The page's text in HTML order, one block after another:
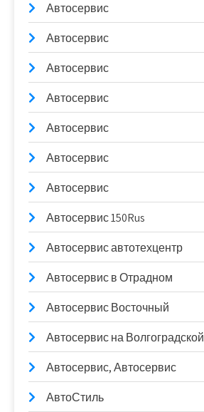
Автосервис
Автосервис
Автосервис
Автосервис
Автосервис
Автосервис
Автосервис
Автосервис 150Rus
Автосервис автотехцентр
Автосервис в Отрадном
Автосервис Восточный
Автосервис на Волгоградской
Автосервис, Автосервис
АвтоСтиль